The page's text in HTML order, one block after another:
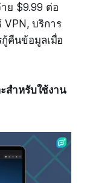
ย $9.99 ต่อ
VPN, บริการ
คืนข้อมูลเมื่อ
สำหรับใช้งาน